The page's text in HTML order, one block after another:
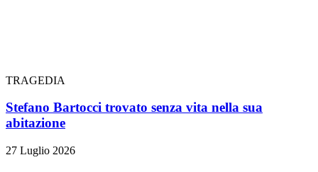
TRAGEDIA
Stefano Bartocci trovato senza vita nella sua
abitazione
27 Luglio 2026